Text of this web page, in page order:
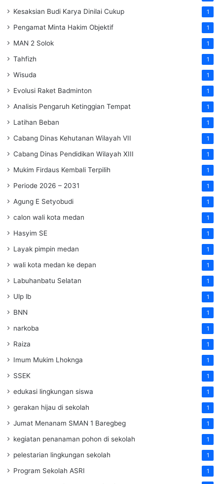
Kesaksian Budi Karya Dinilai Cukup 1
Pengamat Minta Hakim Objektif 1
MAN 2 Solok 1
Tahfizh 1
Wisuda 1
Evolusi Raket Badminton 1
Analisis Pengaruh Ketinggian Tempat 1
Latihan Beban 1
Cabang Dinas Kehutanan Wilayah VII 1
Cabang Dinas Pendidikan Wilayah XIII 1
Mukim Firdaus Kembali Terpilih 1
Periode 2026 – 2031 1
Agung E Setyobudi 1
calon wali kota medan 1
Hasyim SE 1
Layak pimpin medan 1
wali kota medan ke depan 1
Labuhanbatu Selatan 1
Ulp lb 1
BNN 1
narkoba 1
Raiza 1
Imum Mukim Lhoknga 1
SSEK 1
edukasi lingkungan siswa 1
gerakan hijau di sekolah 1
Jumat Menanam SMAN 1 Baregbeg 1
kegiatan penanaman pohon di sekolah 1
pelestarian lingkungan sekolah 1
Program Sekolah ASRI 1